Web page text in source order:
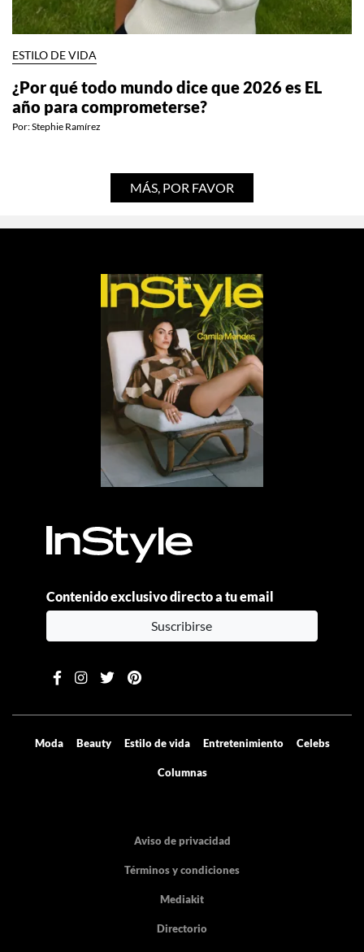
ESTILO DE VIDA
¿Por qué todo mundo dice que 2026 es EL
año para comprometerse?
Por:Stephie Ramírez
MÁS, POR FAVOR
Contenido exclusivo directo a tu email
Suscribirse
Moda Beauty Estilo de vida Entretenimiento Celebs
Columnas
Aviso de privacidad
Términos y condiciones
Mediakit
Directorio